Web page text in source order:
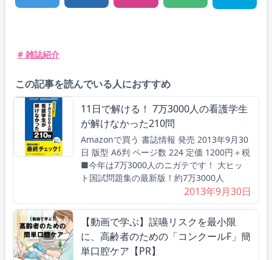
# 雑誌紹介
この記事を読んでいる人におすすめ
11日で解ける！ 7万3000人の看護学生
が解けなかった210問
Amazonで買う 書誌情報 発売 2013年9月30
日 版型 A6判 ページ数 224 定価 1200円＋税
■今年は7万3000人のニガテです！ 大ヒッ
ト国試問題集の最新版！約7万3000人
2013年9月30日
【動画で学ぶ】誤嚥リスクを最小限
に、高齢者のための「コンクールF」簡
単口腔ケア【PR】